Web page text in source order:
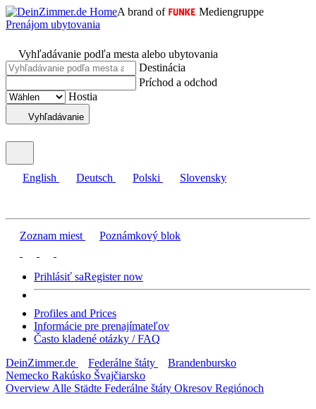
A brand of
Mediengruppe
Prenájom ubytovania
Vyhľadávanie podľa mesta alebo ubytovania
Destinácia
Príchod a odchod
Hostia
Vyhľadávanie
English Deutsch Polski Slovensky
Zoznam miest Poznámkový blok
Prihlásiť saRegister now
Profiles and Prices
Informácie pre prenajímateľov
Často kladené otázky / FAQ
DeinZimmer.de
Federálne štáty
Brandenbursko
Nemecko Rakúsko Švajčiarsko
Overview Alle Städte Federálne štáty Okresov Regiónoch